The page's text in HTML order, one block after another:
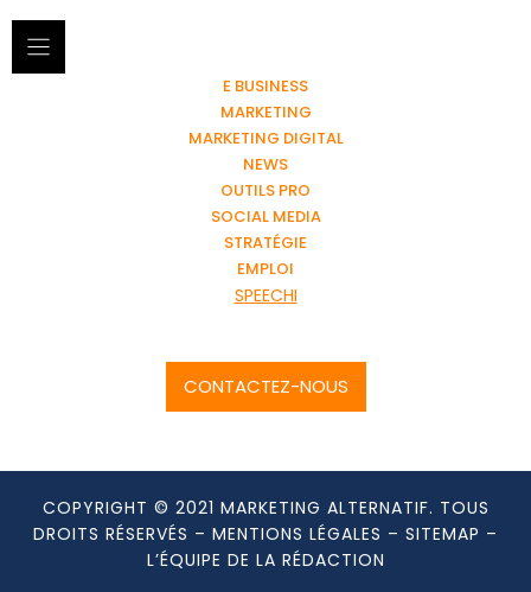
E BUSINESS
MARKETING
MARKETING DIGITAL
NEWS
OUTILS PRO
SOCIAL MEDIA
STRATÉGIE
EMPLOI
SPEECHI
CONTACTEZ-NOUS
COPYRIGHT © 2021 MARKETING ALTERNATIF. TOUS
DROITS RÉSERVÉS – MENTIONS LÉGALES – SITEMAP –
L’ÉQUIPE DE LA RÉDACTION